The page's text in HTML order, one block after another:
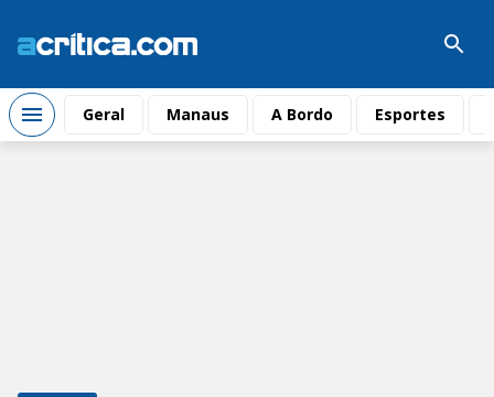
Geral Manaus A Bordo Esportes